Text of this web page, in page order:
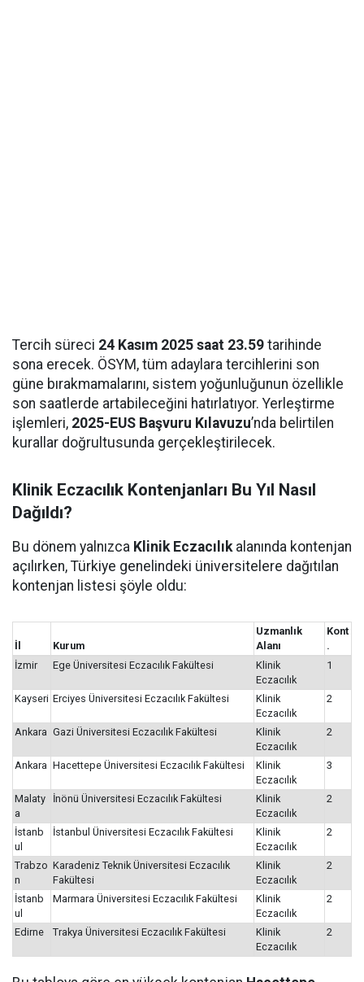
Tercih süreci 24 Kasım 2025 saat 23.59 tarihinde
sona erecek. ÖSYM, tüm adaylara tercihlerini son
güne bırakmamalarını, sistem yoğunluğunun özellikle
son saatlerde artabileceğini hatırlatıyor. Yerleştirme
işlemleri, 2025-EUS Başvuru Kılavuzu’nda belirtilen
kurallar doğrultusunda gerçekleştirilecek.
Klinik Eczacılık Kontenjanları Bu Yıl Nasıl
Dağıldı?
Bu dönem yalnızca Klinik Eczacılıkalanında kontenjan
açılırken, Türkiye genelindeki üniversitelere dağıtılan
kontenjan listesi şöyle oldu:
İl Kurum
Uzmanlık
Alanı
Kont
.
İzmir
Ege Üniversitesi Eczacılık Fakültesi
Klinik
Eczacılık
1
Kayseri Erciyes Üniversitesi Eczacılık Fakültesi
Klinik
Eczacılık
2
Ankara Gazi Üniversitesi Eczacılık Fakültesi
Klinik
Eczacılık
2
Ankara Hacettepe Üniversitesi Eczacılık Fakültesi
Klinik
Eczacılık
3
Malaty
a
İnönü Üniversitesi Eczacılık Fakültesi
Klinik
Eczacılık
2
İstanb
ul
İstanbul Üniversitesi Eczacılık Fakültesi
Klinik
Eczacılık
2
Trabzo
n
Karadeniz Teknik Üniversitesi Eczacılık
Fakültesi
Klinik
Eczacılık
2
İstanb
ul
Marmara Üniversitesi Eczacılık Fakültesi
Klinik
Eczacılık
2
Edirne Trakya Üniversitesi Eczacılık Fakültesi
Klinik
Eczacılık
2